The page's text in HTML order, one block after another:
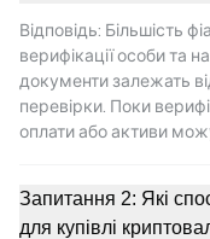
Відповідь: Більшість
верифікації особи та
документи залежать
перевірки. Поки
оплати або активи
Запитання 2: Які
для купівлі